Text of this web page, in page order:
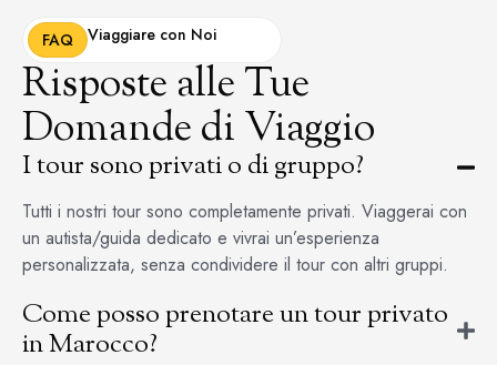
FAQ Viaggiare con Noi
Risposte alle Tue
Domande di Viaggio
I tour sono privati o di gruppo?
Tutti i nostri tour sono completamente privati. Viaggerai con
un autista/guida dedicato e vivrai un’esperienza
personalizzata, senza condividere il tour con altri gruppi.
Come posso prenotare un tour privato
in Marocco?